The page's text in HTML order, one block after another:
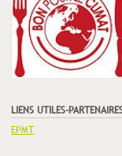
LIENS UTILES-
EPMT